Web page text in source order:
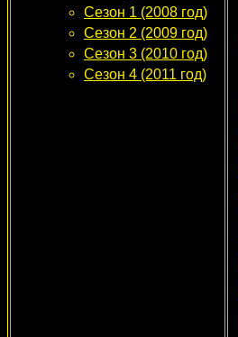
Сезон 1 (2008 год)
Сезон 2 (2009 год)
Сезон 3 (2010 год)
Сезон 4 (2011 год)